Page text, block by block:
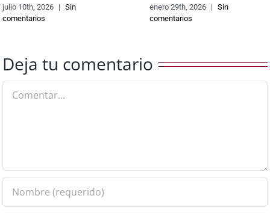
julio 10th, 2026 |
Sin
comentarios
enero 29th, 2026 | Sin
comentarios
Deja tu comentario